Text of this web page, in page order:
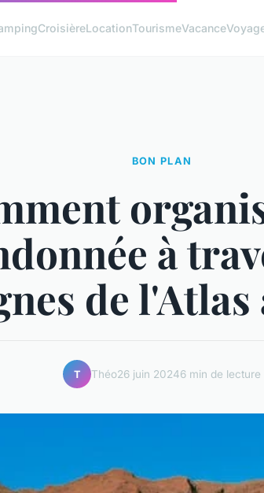
CroisièreLocationTourismeVacance
BON PLAN
à
de l'Atlas
T Théo26 juin 20246 min de lecture